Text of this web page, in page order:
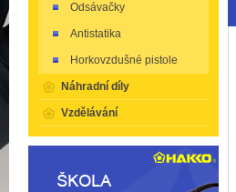
Odsávačky
Antistatika
Horkovzdušné pistole
Náhradní díly
Vzdělávání